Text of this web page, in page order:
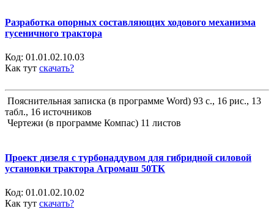
Разработка опорных составляющих ходового механизма
гусеничного трактора
Код: 01.01.02.10.03
Как тут скачать?
Пояснительная записка (в программе Word) 93 с., 16 рис., 13
табл., 16 источников
Чертежи (в программе Компас) 11 листов
Проект дизеля с турбонаддувом для гибридной силовой
установки трактора Агромаш 50ТК
Код: 01.01.02.10.02
Как тут скачать?